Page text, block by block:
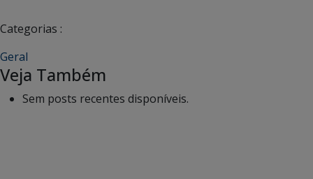
Categorias :
Geral
Veja Também
Sem posts recentes disponíveis.